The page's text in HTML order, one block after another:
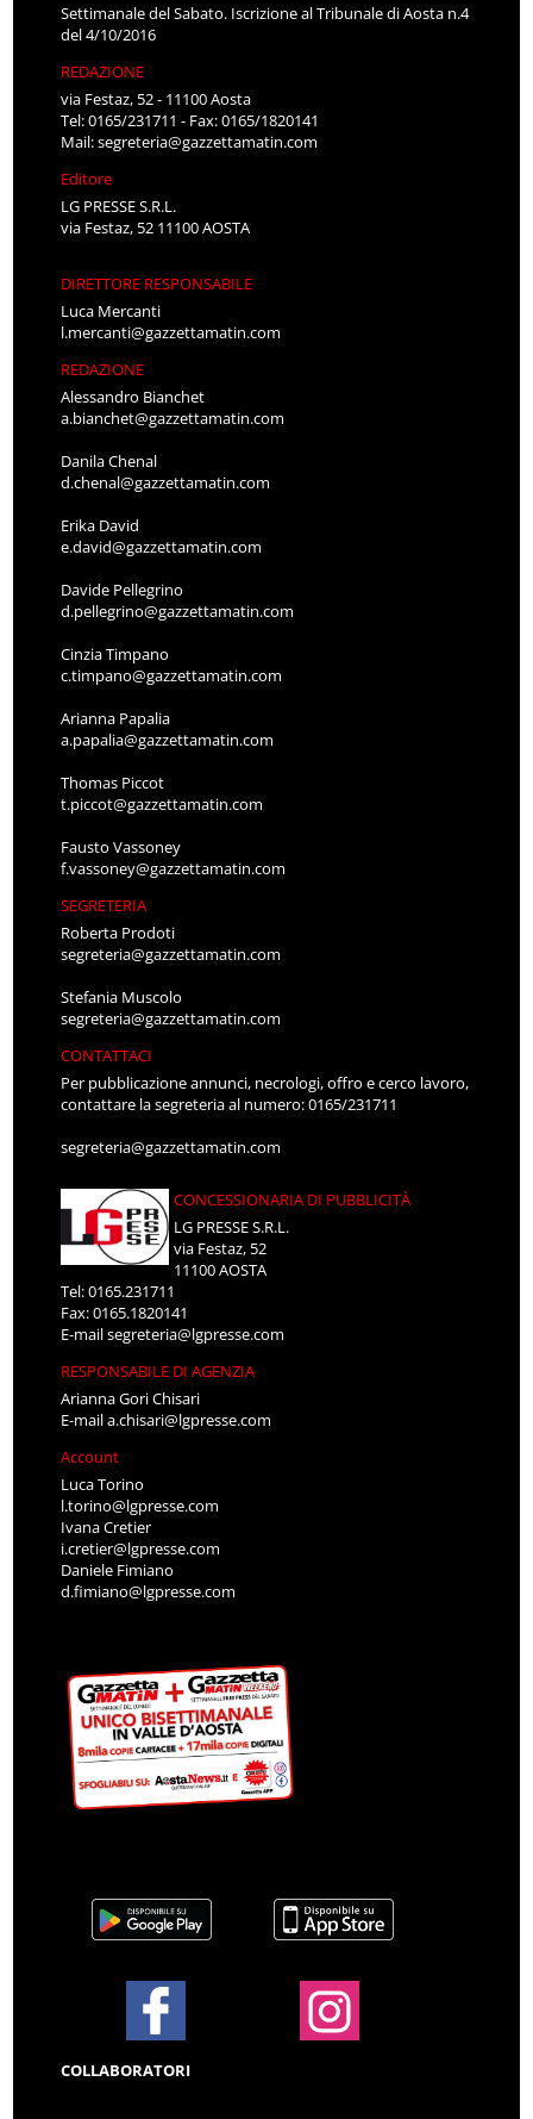
Settimanale del Sabato. Iscrizione al Tribunale di Aosta n.4
del 4/10/2016
REDAZIONE
via Festaz, 52 - 11100 Aosta
Tel: 0165/231711 - Fax: 0165/1820141
Mail:segreteria@gazzettamatin.com
Editore
LG PRESSE S.R.L.
via Festaz, 52 11100 AOSTA
DIRETTORE RESPONSABILE
Luca Mercanti
l.mercanti@gazzettamatin.com
REDAZIONE
Alessandro Bianchet
a.bianchet@gazzettamatin.com
Danila Chenal
d.chenal@gazzettamatin.com
Erika David
e.david@gazzettamatin.com
Davide Pellegrino
d.pellegrino@gazzettamatin.com
Cinzia Timpano
c.timpano@gazzettamatin.com
Arianna Papalia
a.papalia@gazzettamatin.com
Thomas Piccot
t.piccot@gazzettamatin.com
Fausto Vassoney
f.vassoney@gazzettamatin.com
SEGRETERIA
Roberta Prodoti
segreteria@gazzettamatin.com
Stefania Muscolo
segreteria@gazzettamatin.com
CONTATTACI
Per pubblicazione annunci, necrologi, offro e cerco lavoro,
contattare la segreteria al numero: 0165/231711
segreteria@gazzettamatin.com
CONCESSIONARIA DI PUBBLICITÀ
LG PRESSE S.R.L.
via Festaz, 52
11100 AOSTA
Tel: 0165.231711
Fax: 0165.1820141
E-mailsegreteria@lgpresse.com
RESPONSABILE DI AGENZIA
Arianna Gori Chisari
E-maila.chisari@lgpresse.com
Account
Luca Torino
l.torino@lgpresse.com
Ivana Cretier
i.cretier@lgpresse.com
Daniele Fimiano
d.fimiano@lgpresse.com
COLLABORATORI